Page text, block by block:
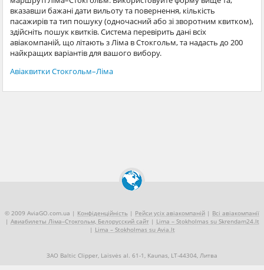
вказавши бажані дати вильоту та повернення, кількість
пасажирів та тип пошуку (одночасний або зі зворотним квитком),
здійсніть пошук квитків. Система перевірить дані всіх
авіакомпаній, що літають з Ліма в Стокгольм, та надасть до 200
найкращих варіантів для вашого вибору.
Авіаквитки Стокгольм–Ліма
© 2009 AviaGO.com.ua | Конфіденційність | Рейси усіх авіакомпаній | Всі авіакомпанії
| Авиабилеты Ліма–Стокгольм, Белорусский сайт| Lima – Stokholmas su Skrendam24.lt
| Lima – Stokholmas su Avia.lt
ЗАО Baltic Clipper, Laisvės al. 61-1, Kaunas, LT-44304, Литва